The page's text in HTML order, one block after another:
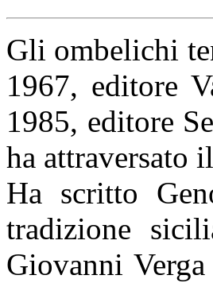
Gli ombelichi
1967, editore
1985, editore
ha attraversato
Ha scritto
tradizione
Giovanni